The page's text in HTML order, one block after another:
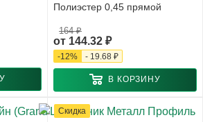
Полиэстер 0,45 прямой
от 144.32 ₽
164 ₽
-12% - 19.68 ₽
В КОРЗИНУ
Скидка